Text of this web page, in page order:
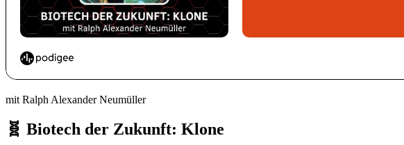
mit Ralph Alexander Neumüller
🧬 Biotech der Zukunft: Klone